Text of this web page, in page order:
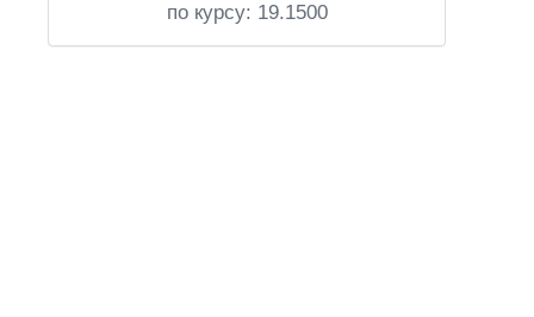
по курсу: 19.1500